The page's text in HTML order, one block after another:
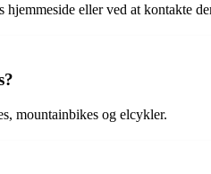
eller ved at kontakte
mountainbikes og elcykler.